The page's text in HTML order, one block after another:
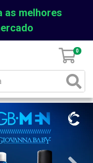
as melhores
0